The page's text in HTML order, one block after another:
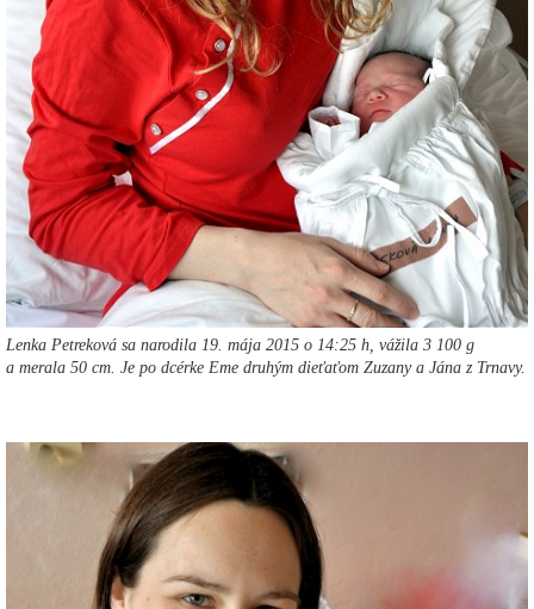
Lenka Petreková sa narodila 19. mája 2015 o 14:25 h, vážila 3 100 g
a merala 50 cm. Je po dcérke Eme druhým dieťaťom Zuzany a Jána z Trnavy.